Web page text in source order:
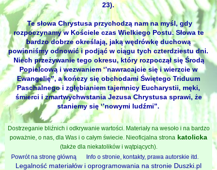
23).
Te słowa Chrystusa przychodzą nam na myśl, gdy
rozpoczynamy w Kościele czas Wielkiego Postu. Słowa te
bardzo dobrze określają, jaką wędrówkę duchową
powinniśmy odnowić i podjąć w ciągu tych czterdziestu dni.
Niech przeżywanie tego okresu, który rozpoczął się Środą
Popielcową i wezwaniem ‘’nawracajcie się i wierzcie w
Ewangelię’’, a kończy się obchodami Świętego Triduum
Paschalnego i zgłębianiem tajemnicy Eucharystii, męki,
śmierci i zmartwychwstania Jezusa Chrystusa sprawi, że
staniemy się ‘’nowymi ludźmi’’.
Dostrzeganie bliźnich i odkrywanie wartości. Materiały na wesoło i na bardzo
poważnie, o nas, dla Was i o całym świecie. Nieoficjalna strona katolicka
(także dla niekatolików i wątpiących).
Powrót na stronę główną
Info o stronie, kontakty, prawa autorskie itd.
Legalność materiałów i oprogramowania na stronie Duszki.pl